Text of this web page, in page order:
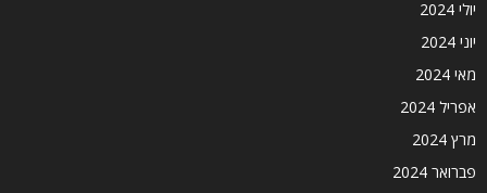
יולי 2024
יוני 2024
מאי 2024
אפריל 2024
מרץ 2024
פברואר 2024